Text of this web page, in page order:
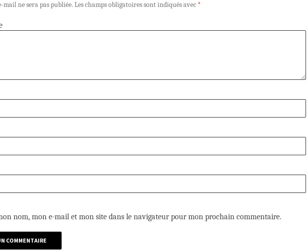
mail ne sera pas publiée. Les champs obligatoires sont indiqués avec *
nom, mon e-mail et mon site dans le navigateur pour mon prochain commentaire.